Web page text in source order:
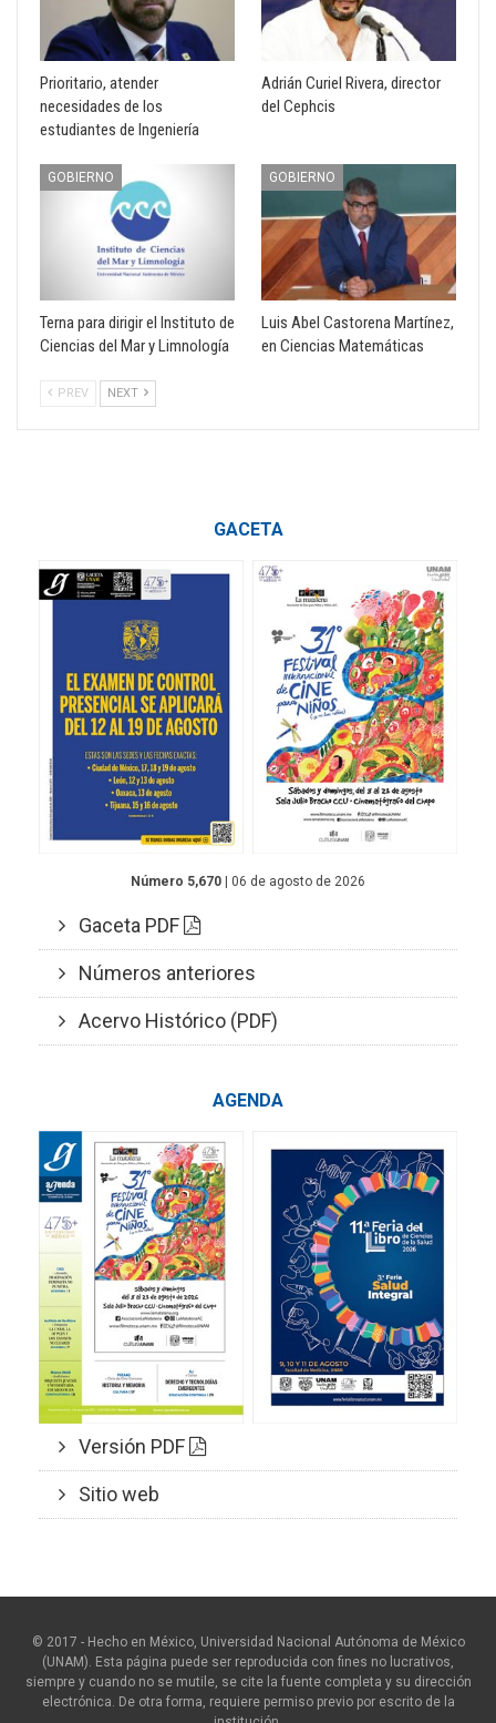
Prioritario, atender
necesidades de los
estudiantes de Ingeniería
Adrián Curiel Rivera, director
del Cephcis
GOBIERNO
Terna para dirigir el Instituto de
Ciencias del Mar y Limnología
GOBIERNO
Luis Abel Castorena Martínez,
en Ciencias Matemáticas
PREV NEXT
GACETA
Número 5,670 | 06 de agosto de 2026
Gaceta PDF
Números anteriores
Acervo Histórico (PDF)
AGENDA
Versión PDF
Sitio web
© 2017 - Hecho en México, Universidad Nacional Autónoma de México
(UNAM). Esta página puede ser reproducida con fines no lucrativos,
siempre y cuando no se mutile, se cite la fuente completa y su dirección
electrónica. De otra forma, requiere permiso previo por escrito de la